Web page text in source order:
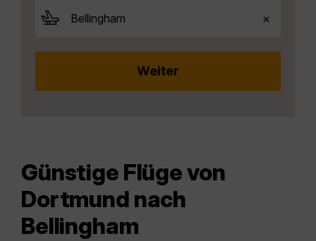
Günstige Flüge von
Dortmund nach
Bellingham